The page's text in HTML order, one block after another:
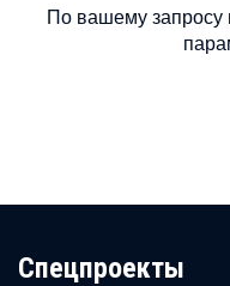
По вашему запросу
Cпецпроекты